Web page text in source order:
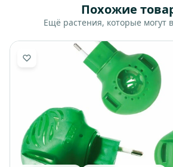
Похожие
Ещё растения, которые могут